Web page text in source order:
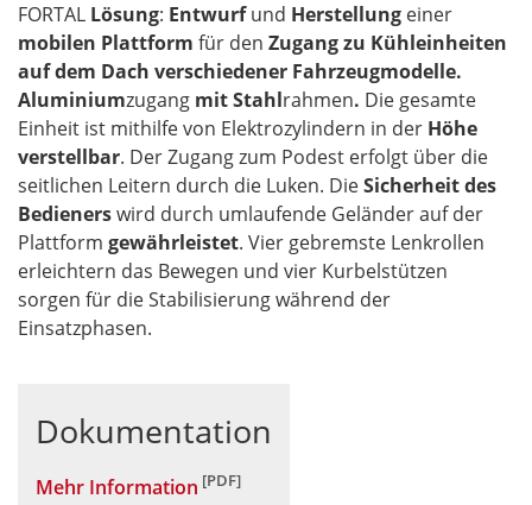
FORTAL Lösung: Entwurfund Herstellung einer
mobilen Plattform für den Zugang zu Kühleinheiten
auf dem Dach verschiedener Fahrzeugmodelle.
Aluminiumzugang mit Stahlrahmen. Die gesamte
Einheit ist mithilfe von Elektrozylindern in der Höhe
verstellbar. Der Zugang zum Podest erfolgt über die
seitlichen Leitern durch die Luken. DieSicherheit des
Bedienerswird durch umlaufende Geländer auf der
Plattform gewährleistet. Vier gebremste Lenkrollen
erleichtern das Bewegen und vier Kurbelstützen
sorgen für die Stabilisierung während der
Einsatzphasen.
Dokumentation
Mehr Information